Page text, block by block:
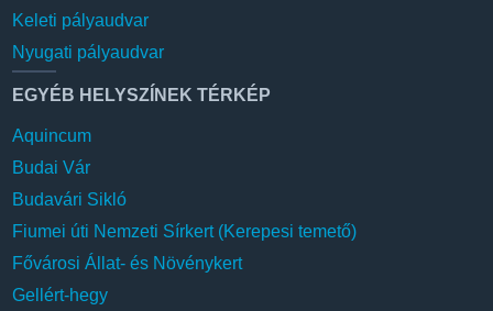
Keleti pályaudvar
Nyugati pályaudvar
EGYÉB HELYSZÍNEK TÉRKÉP
Aquincum
Budai Vár
Budavári Sikló
Fiumei úti Nemzeti Sírkert (Kerepesi temető)
Fővárosi Állat- és Növénykert
Gellért-hegy